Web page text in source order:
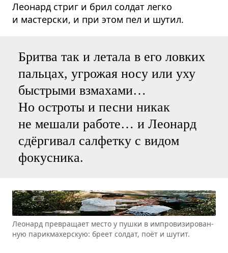
Леонард стриг и брил солдат легко
и мастерски, и при этом пел и шутил.
Бритва так и летала в его ловких
пальцах, угрожая носу или уху
быстрыми взмахами…
Но остроты и песни никак
не мешали работе… и Леонард
сдёргивал салфетку с видом
фокусника.
Лео­нард пре­вра­щает место у пушки в импро­ви­зи­ро­ван­
ную парик­ма­хер­скую: бреет сол­дат, поёт и шутит.